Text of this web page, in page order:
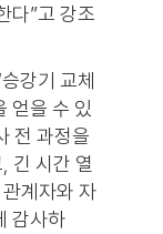
다”고 강조
강기 교체
얻을 수 있
전 과정을
긴 시간 열
계자와 자
감사하